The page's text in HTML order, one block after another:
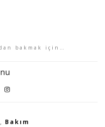
bakmak için…
, Bakım